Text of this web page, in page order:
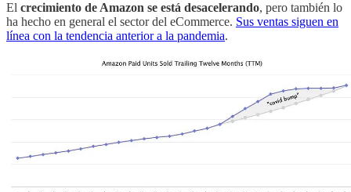
El crecimiento de Amazon se está desacelerando, pero también lo
ha hecho en general el sector del eCommerce. Sus ventas siguen en
línea con la tendencia anterior a la pandemia.